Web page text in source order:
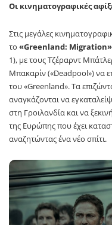
Οι κινηματογραφικές
Στις μεγάλες
το «Greenland: Migration»
1), με τους Τζέραρντ
Μπακαρίν («Deadpool») να
του «Greenland». Τα
αναγκάζονται να
στη Γροιλανδία και να
της Ευρώπης που έχει
αναζητώντας ένα νέο σπίτι.